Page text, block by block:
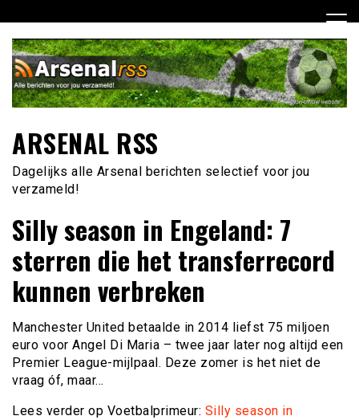
naar
inhoud
ARSENAL RSS
Dagelijks alle Arsenal berichten selectief voor jou
verzameld!
Silly season in Engeland: 7
sterren die het transferrecord
kunnen verbreken
Manchester United betaalde in 2014 liefst 75 miljoen
euro voor Angel Di Maria – twee jaar later nog altijd een
Premier League-mijlpaal. Deze zomer is het niet de
vraag óf, maar…
Lees verder op Voetbalprimeur: Silly season in